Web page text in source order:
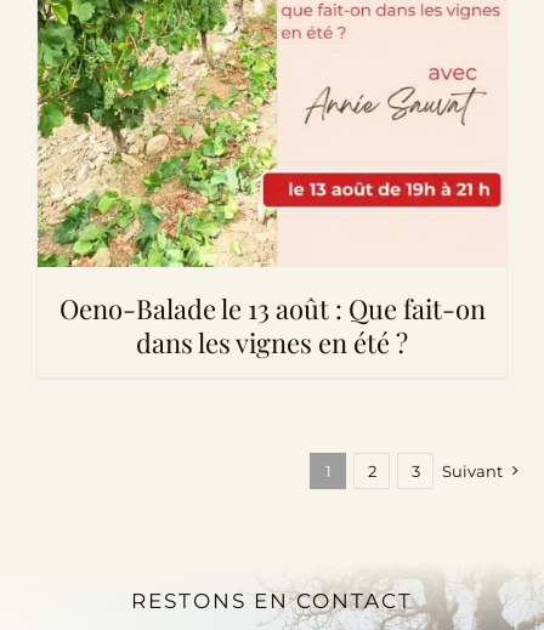
Oeno-Balade le 13 août : Que fait-on
dans les vignes en été ?
1 2 3 Suivant
RESTONS EN CONTACT